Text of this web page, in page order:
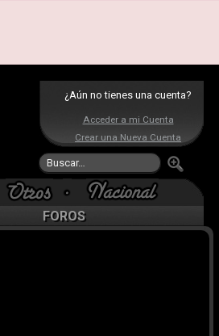
¿Aún no tienes una cuenta?
Acceder a mi Cuenta
Crear una Nueva Cuenta
FOROS